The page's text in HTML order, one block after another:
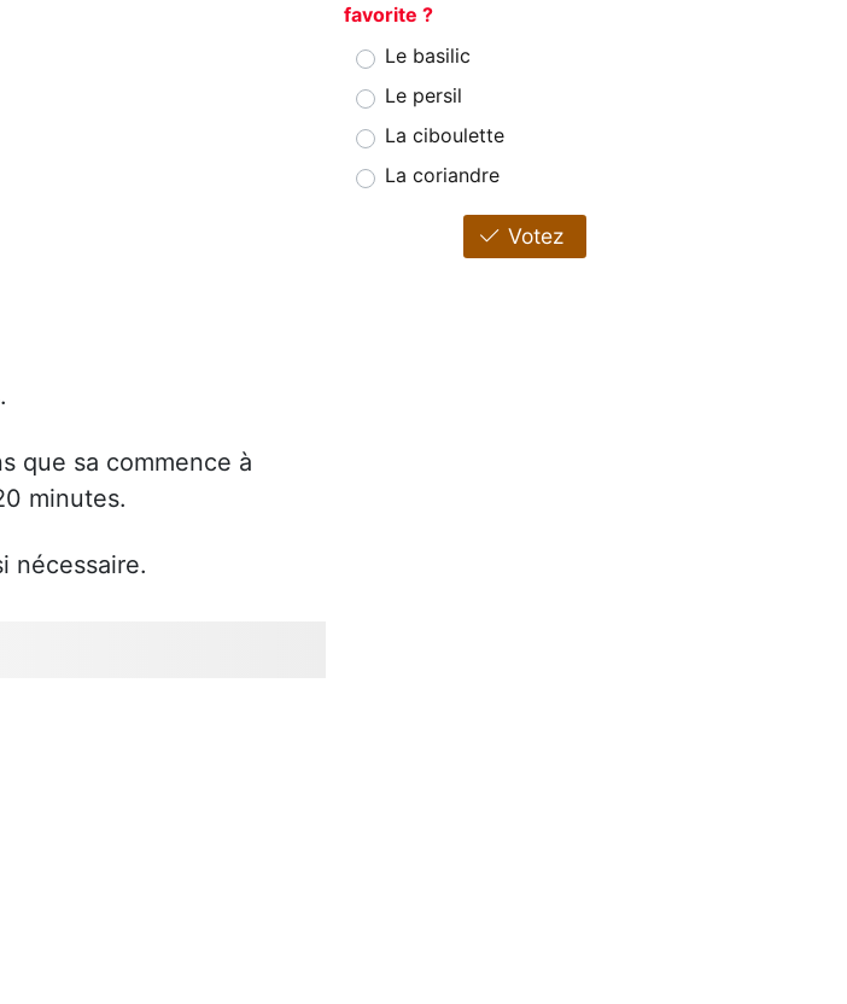
que sa commence à
minutes.
nécessaire.
favorite ?
Le basilic
Le persil
La ciboulette
La coriandre
Votez